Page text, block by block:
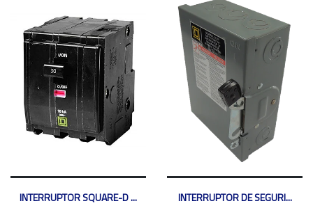
INTERRUPTOR SQUARE-D ...
INTERRUPTOR DE SEGURI...